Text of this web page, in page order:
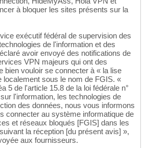
à bloquer les sites présents sur la
exécutif fédéral de supervision des
de l'information et des
avoir envoyé des notifications de
VPN majeurs qui ont des
bien vouloir se connecter à « la lise
localement sous le nom de FGIS. «
5 de l'article 15.8 de la loi fédérale n°
l'information, les technologies de
des données, nous vous informons
connecter au système informatique de
et réseaux bloqués [FGIS] dans les
la réception [du présent avis] »,
aux fournisseurs.